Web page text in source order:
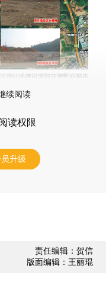
续阅读
读权限
升级
责任编辑：贺信
版面编辑：王丽琨